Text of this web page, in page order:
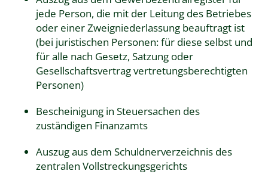
jede Person, die mit der Leitung des Betriebes
oder einer Zweigniederlassung beauftragt ist
(bei juristischen Personen: für diese selbst und
für alle nach Gesetz, Satzung oder
Gesellschaftsvertrag vertretungsberechtigten
Personen)
Bescheinigung in Steuersachen des
zuständigen Finanzamts
Auszug aus dem Schuldnerverzeichnis des
zentralen Vollstreckungsgerichts